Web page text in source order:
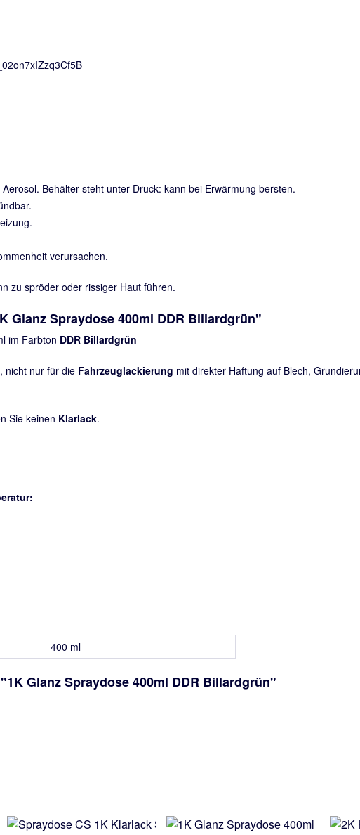
Behälter steht unter Druck: kann bei Erwärmung bersten.
verursachen.
zu spröder oder rissiger Haut führen.
Glanz Spraydose 400ml DDR Billardgrün"
im Farbton DDR Billardgrün
, nicht nur für die Fahrzeuglackierung mit direkter Haftung auf Blech,
Sie keinen Klarlack.
400 ml
Glanz Spraydose 400ml DDR Billardgrün"